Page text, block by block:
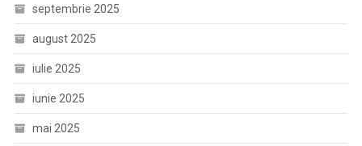
septembrie 2025
august 2025
iulie 2025
iunie 2025
mai 2025